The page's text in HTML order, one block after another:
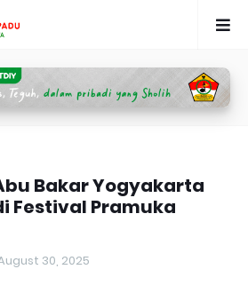
Bakar Yogyakarta
Festival Pramuka
30, 2025